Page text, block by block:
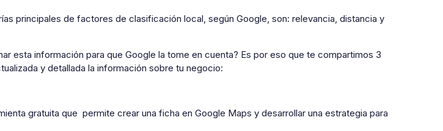
principales de factores de clasificación local, según Google, son: relevancia, distancia y
esta información para que Google la tome en cuenta? Es por eso que te compartimos 3
y detallada la información sobre tu negocio:
gratuita que permite crear una ficha en Google Maps y desarrollar una estrategia para